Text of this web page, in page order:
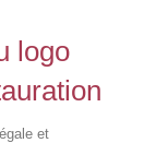
logo
et